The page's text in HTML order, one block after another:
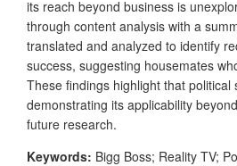
its reach beyond business is
through content analysis with a
translated and analyzed to identify
success, suggesting housemates
These findings highlight that
demonstrating its applicability
future research.
Keywords: Bigg Boss; Reality TV;